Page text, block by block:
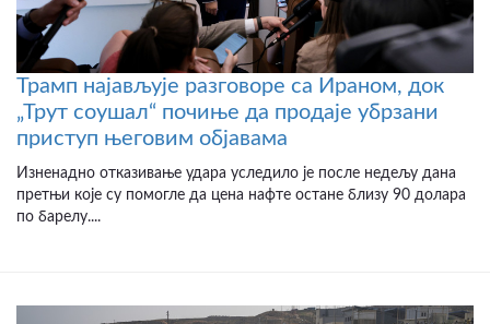
Трамп најављује разговоре са Ираном, док
„Трут соушал“ почиње да продаје убрзани
приступ његовим објавама
Изненадно отказивање удара уследило је после недељу дана
претњи које су помогле да цена нафте остане близу 90 долара
по барелу....